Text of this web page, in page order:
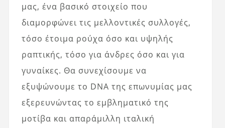
μας, ένα βασικό στοιχείο που
διαμορφώνει τις μελλοντικές συλλογές,
τόσο έτοιμα ρούχα όσο και υψηλής
ραπτικής, τόσο για άνδρες όσο και για
γυναίκες. Θα συνεχίσουμε να
εξυψώνουμε το DNA της επωνυμίας μας
εξερευνώντας το εμβληματικό της
μοτίβα και απαράμιλλη ιταλική